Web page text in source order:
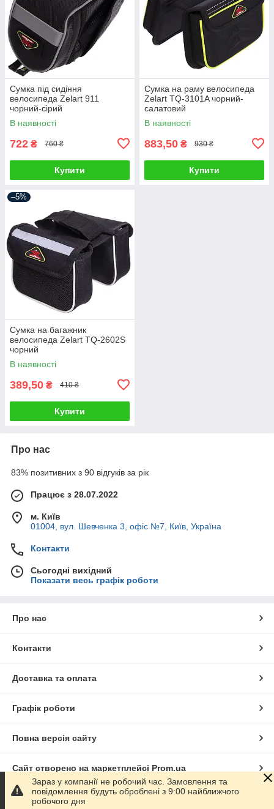
Сумка під сидіння
велосипеда Zelart 911
чорний-сірий
В наявності
722 ₴ 760 ₴
Купити
Сумка на раму велосипеда
Zelart TQ-3101A чорний-
салатовий
В наявності
883,50 ₴ 930 ₴
Купити
–5%
Сумка на багажник
велосипеда Zelart TQ-2602S
чорний
В наявності
389,50 ₴ 410 ₴
Купити
Про нас
83% позитивних з 90 відгуків за рік
Працює з 28.07.2022
м. Київ
01004, вул. Шевченка 3, офіс №7, Київ, Україна
Контакти
Сьогодні вихідний
Показати весь графік роботи
Про нас
Контакти
Доставка та оплата
Графік роботи
Повна версія сайту
Сайт створено на маркетплейсі Prom.ua
Політика конфіденційності
Зараз у компанії не робочий час. Замовлення та
повідомлення будуть оброблені з 9:00 найближчого
робочого дня